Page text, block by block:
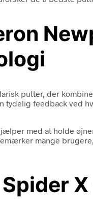
putter, der
tydelig feedback ved
med at holde
mange